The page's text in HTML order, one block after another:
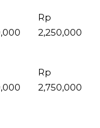
Medium
Bus 31
Rp
2,250,000
Rp
2,750,000